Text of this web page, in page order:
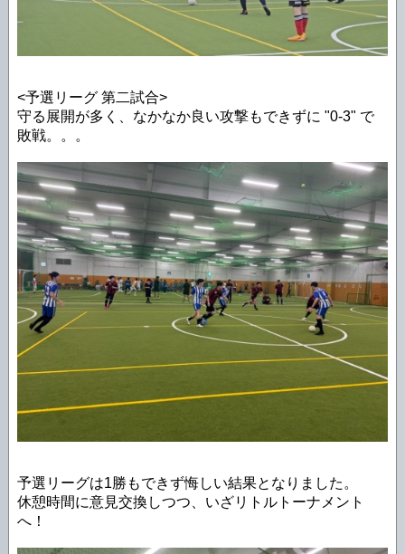
<予選リーグ 第二試合>
守る展開が多く、なかなか良い攻撃もできずに "0-3" で
敗戦。。。
予選リーグは1勝もできず悔しい結果となりました。
休憩時間に意見交換しつつ、いざリトルトーナメント
へ！